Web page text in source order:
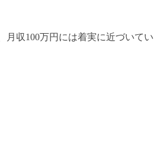
月収100万円には着実に近づいてい